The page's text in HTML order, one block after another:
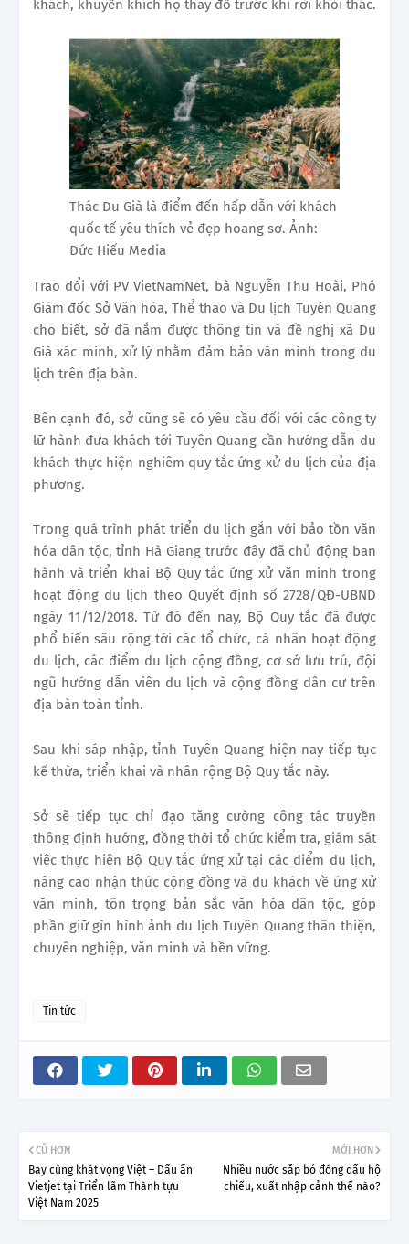
khách, khuyến khích họ thay đồ trước khi rời khỏi thác.
Thác Du Già là điểm đến hấp dẫn với khách
quốc tế yêu thích vẻ đẹp hoang sơ. Ảnh:
Đức Hiếu Media
Trao đổi với PV VietNamNet, bà Nguyễn Thu Hoài, Phó
Giám đốc Sở Văn hóa, Thể thao và Du lịch Tuyên Quang
cho biết, sở đã nắm được thông tin và đề nghị xã Du
Già xác minh, xử lý nhằm đảm bảo văn minh trong du
lịch trên địa bàn.
Bên cạnh đó, sở cũng sẽ có yêu cầu đối với các công ty
lữ hành đưa khách tới Tuyên Quang cần hướng dẫn du
khách thực hiện nghiêm quy tắc ứng xử du lịch của địa
phương.
Trong quá trình phát triển du lịch gắn với bảo tồn văn
hóa dân tộc, tỉnh Hà Giang trước đây đã chủ động ban
hành và triển khai Bộ Quy tắc ứng xử văn minh trong
hoạt động du lịch theo Quyết định số 2728/QĐ-UBND
ngày 11/12/2018. Từ đó đến nay, Bộ Quy tắc đã được
phổ biến sâu rộng tới các tổ chức, cá nhân hoạt động
du lịch, các điểm du lịch cộng đồng, cơ sở lưu trú, đội
ngũ hướng dẫn viên du lịch và cộng đồng dân cư trên
địa bàn toàn tỉnh.
Sau khi sáp nhập, tỉnh Tuyên Quang hiện nay tiếp tục
kế thừa, triển khai và nhân rộng Bộ Quy tắc này.
Sở sẽ tiếp tục chỉ đạo tăng cường công tác truyền
thông định hướng, đồng thời tổ chức kiểm tra, giám sát
việc thực hiện Bộ Quy tắc ứng xử tại các điểm du lịch,
nâng cao nhận thức cộng đồng và du khách về ứng xử
văn minh, tôn trọng bản sắc văn hóa dân tộc, góp
phần giữ gìn hình ảnh du lịch Tuyên Quang thân thiện,
chuyên nghiệp, văn minh và bền vững.
Tin tức
MỚI HƠN
Nhiều nước sắp bỏ đóng dấu hộ
chiếu, xuất nhập cảnh thế nào?
CŨ HƠN
Bay cùng khát vọng Việt – Dấu ấn
Vietjet tại Triển lãm Thành tựu
Việt Nam 2025